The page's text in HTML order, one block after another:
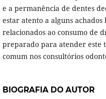
e a permanência de dentes
estar atento a alguns achados
relacionados ao consumo de
preparado para atender este
comum nos consultórios
BIOGRAFIA DO AUTOR